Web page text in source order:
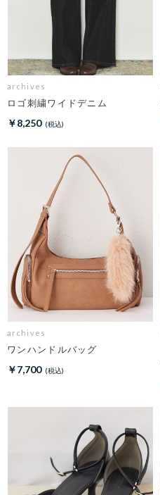
archives
ロゴ刺繍ワイドデニム
￥8,250
archives
ワンハンドルバッグ
￥7,700